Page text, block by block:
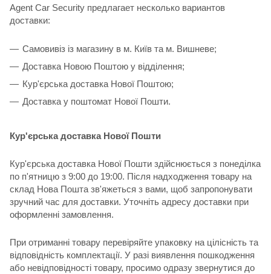
Agent Car Security предлагает несколько вариантов
доставки:
Самовивіз із магазину в м. Київ та м. Вишневе;
Доставка Новою Поштою у відділення;
Кур'єрська доставка Нової Поштою;
Доставка у поштомат Нової Пошти.
Кур'єрська доставка Нової Пошти
Кур'єрська доставка Нової Пошти здійснюється з понеділка
по п'ятницю з 9:00 до 19:00. Після надходження товару на
склад Нова Пошта зв'яжеться з вами, щоб запропонувати
зручний час для доставки. Уточніть адресу доставки при
оформленні замовлення.
При отриманні товару перевіряйте упаковку на цілісність та
відповідність комплектації. У разі виявлення пошкодження
або невідповідності товару, просимо одразу звернутися до